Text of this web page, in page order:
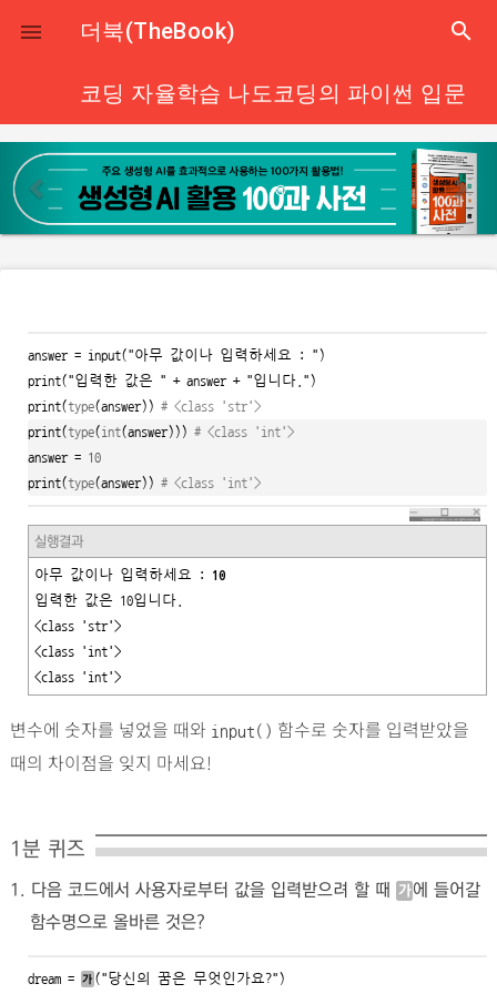
close
 더북(TheBook) search
코딩 자율학습 나도코딩의 파이썬 입문
p
r
e
s
n
e
x
answer = input("아무 값이나 입력하세요 : " )
print("입력한 값은 " + answer + "입니다." )
print(type(answer)) # <class 'str'>
print(type(int(answer))) # <class 'int'>
answer = 10
print(type(answer)) # <class 'int'>
실행결과
아무 값이나 입력하세요 : 10
입력한 값은 10입니다.
<class 'str'>
<class 'int'>
<class 'int'>
변수에 숫자를 넣었을 때와 input() 함수로 숫자를 입력받았을
때의 차이점을 잊지 마세요!
1분 퀴즈
1. 다음 코드에서 사용자로부터 값을 입력받으려 할 때 가 에 들어갈
함수명으로 올바른 것은?
dream = 가 ("당신의 꿈은 무엇인가요?" )